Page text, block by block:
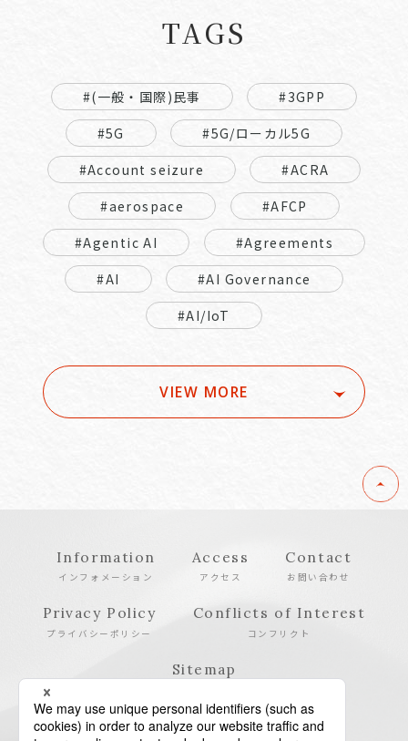
TAGS
#(一般・国際)民事
#3GPP
#5G
#5G/ローカル5G
#Account seizure
#ACRA
#aerospace
#AFCP
#Agentic AI
#Agreements
#AI
#AI Governance
#AI/IoT
VIEW MORE
Information
インフォメーション
Access
アクセス
Contact
お問い合わせ
Privacy Policy
プライバシーポリシー
Conflicts of Interest
コンフリクト
Sitemap